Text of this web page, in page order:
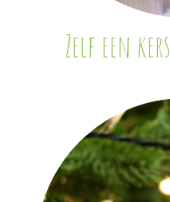
Zelf een